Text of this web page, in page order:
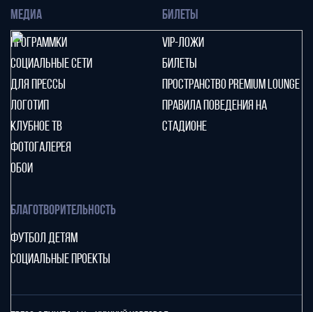
МЕДИА
ПРОГРАММКИ
СОЦИАЛЬНЫЕ СЕТИ
ДЛЯ ПРЕССЫ
ЛОГОТИП
КЛУБНОЕ ТВ
ФОТОГАЛЕРЕЯ
ОБОИ
БИЛЕТЫ
VIP-ЛОЖИ
БИЛЕТЫ
ПРОСТРАНСТВО PREMIUM LOUNGE
ПРАВИЛА ПОВЕДЕНИЯ НА
СТАДИОНЕ
БЛАГОТВОРИТЕЛЬНОСТЬ
ФУТБОЛ ДЕТЯМ
СОЦИАЛЬНЫЕ ПРОЕКТЫ